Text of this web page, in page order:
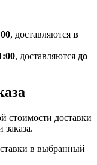
, доставляются в
, доставляются до
стоимости доставки
в выбранный